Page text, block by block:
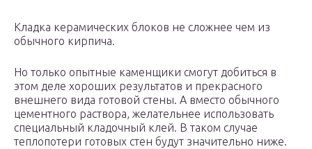
Кладка керамических блоков не сложнее чем из
обычного кирпича.
Но только опытные каменщики смогут добиться в
этом деле хороших результатов и прекрасного
внешнего вида готовой стены. А вместо обычного
цементного раствора, желательнее использовать
специальный кладочный клей. В таком случае
теплопотери готовых стен будут значительно ниже.